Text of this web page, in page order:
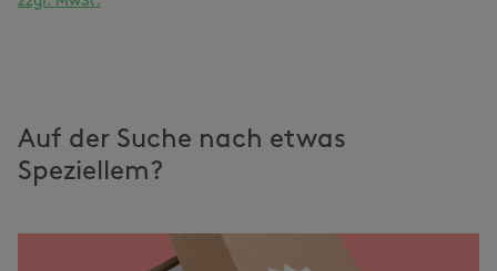
Auf der Suche nach etwas
Speziellem?